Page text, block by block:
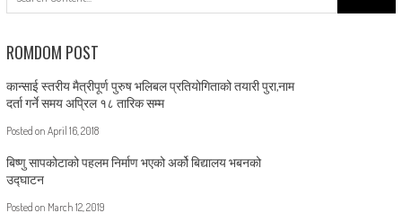
for:
ROMDOM POST
कान्साई स्तरीय मैत्रीपूर्ण पुरुष भलिबल प्रतियोगिताको तयारी पुरा,नाम
दर्ता गर्ने समय अप्रिल १८ तारिक सम्म
Posted on April 16, 2018
बिष्णु सापकोटाको पहलम निर्माण भएको अर्को बिद्यालय भबनको
उद्घाटन
Posted on March 12, 2019